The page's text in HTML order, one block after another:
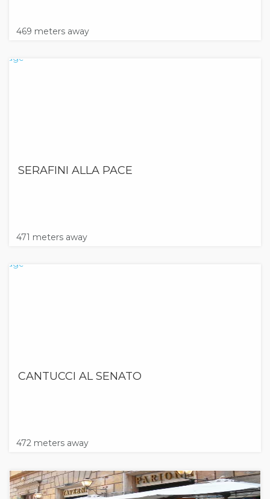
469 meters away
SERAFINI ALLA PACE
471 meters away
CANTUCCI AL SENATO
472 meters away